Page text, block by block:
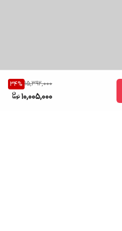
15,392,000
34%
10,005,000